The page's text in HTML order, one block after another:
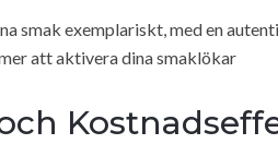
smak exemplariskt, med en
att aktivera dina smaklökar